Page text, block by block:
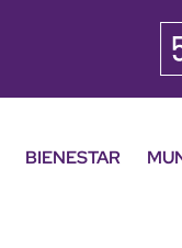
BIENESTAR